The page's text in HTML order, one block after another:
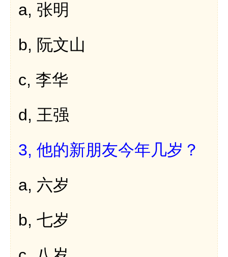
a, 张明
b, 阮文山
c, 李华
d, 王强
3, 他的新朋友今年几岁？
a, 六岁
b, 七岁